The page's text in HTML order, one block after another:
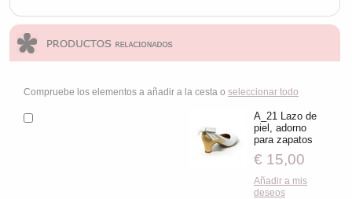
Compruebe los elementos a añadir a la cesta o seleccionar todo
A_21 Lazo de
piel, adorno
para zapatos
€ 15,00
Añadir a mis
deseos